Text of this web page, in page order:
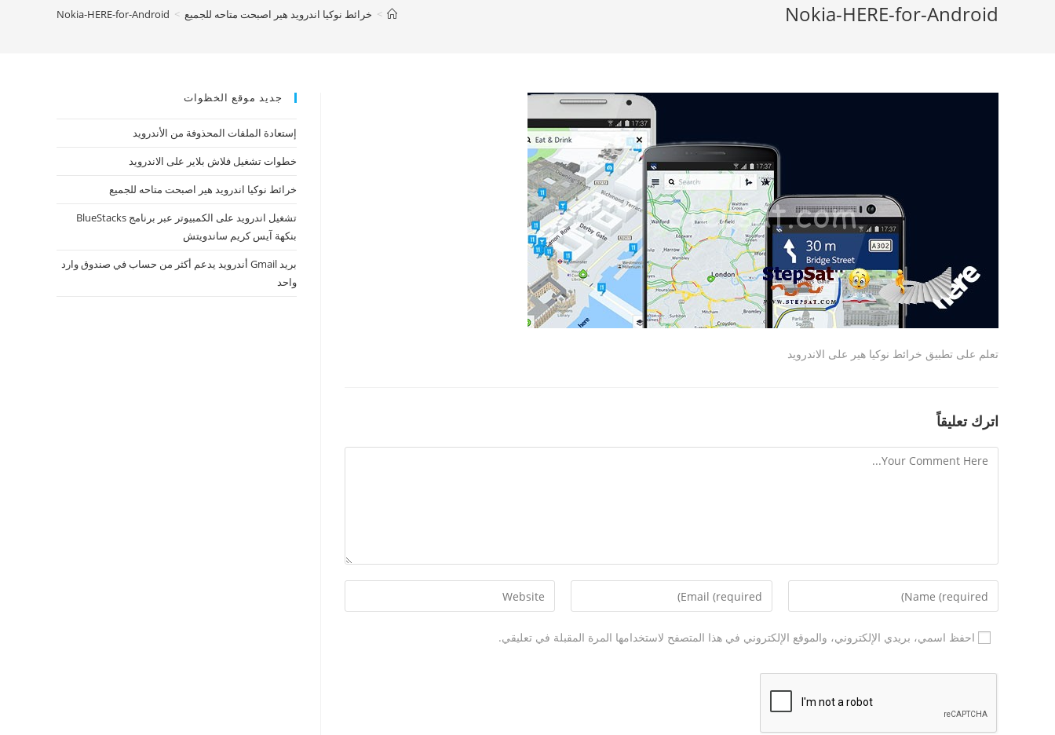
Nokia-HERE-for-Android
> خرائط نوكيا اندرويد هير اصبحت متاحه للجميع >
Nokia-HERE-for-Android
تعلم على تطبيق خرائط نوكيا هير على الاندرويد
اترك تعليقاً
احفظ اسمي، بريدي الإلكتروني، والموقع الإلكتروني في هذا المتصفح لاستخدامها المرة المقبلة في تعليقي.
جديد موقع الخظوات
إستعادة الملفات المحذوفة من الأندرويد
خطوات تشغيل فلاش بلاير على الاندرويد
خرائط نوكيا اندرويد هير اصبحت متاحه للجميع
تشغيل اندرويد على الكمبيوتر عبر برنامج BlueStacks
بنكهة آيس كريم ساندويتش
بريد Gmail أندرويد يدعم أكثر من حساب في صندوق وارد
واحد